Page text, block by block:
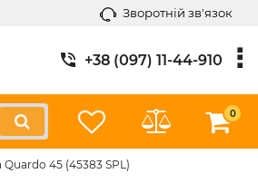
Зворотній зв'язок
+38 (097) 11-44-910
0
45 (45383 SPL)